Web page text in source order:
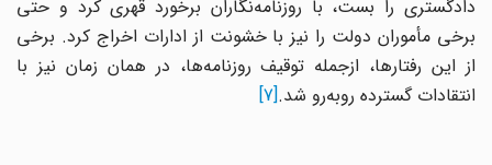
دادگستری را بست، با روزنامه‌نگاران برخورد قهری کرد و حتی
برخی مأموران دولت را نیز با خشونت از ادارات اخراج کرد. برخی
از این رفتارها، ازجمله توقیف روزنامه‌ها، در همان زمان نیز با
انتقادات گسترده روبه‌رو شد.[7]